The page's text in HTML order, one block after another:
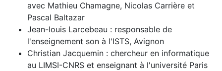
avec Mathieu Chamagne, Nicolas Carrière et
Pascal Baltazar
Jean-louis Larcebeau : responsable de
l'enseignement son à l'ISTS, Avignon
Christian Jacquemin : chercheur en informatique
au LIMSI-CNRS et enseignant à l'université Paris